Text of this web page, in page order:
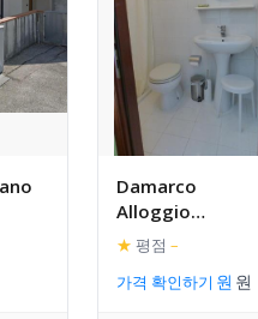
Damarco
Alloggio
Turistico
Locanda
★ 평점 –
가격 확인하기